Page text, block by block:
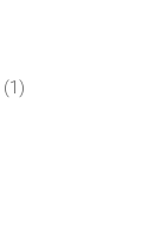
(1)